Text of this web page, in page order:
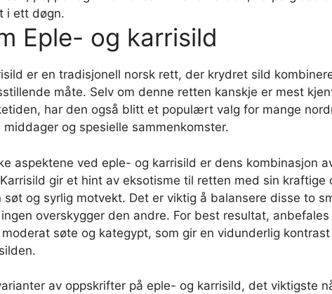
i ett døgn.
Eple- og karrisild
er en tradisjonell norsk rett, der krydret sild
måte. Selv om denne retten kanskje er mest
har den også blitt et populært valg for mange
middager og spesielle sammenkomster.
aspektene ved eple- og karrisild er dens kombinasjon
gir et hint av eksotisme til retten med sin kraftige
søt og syrlig motvekt. Det er viktig å balansere disse to
overskygger den andre. For best resultat,
søte og kategypt, som gir en vidunderlig
av oppskrifter på eple- og karrisild, det viktigste